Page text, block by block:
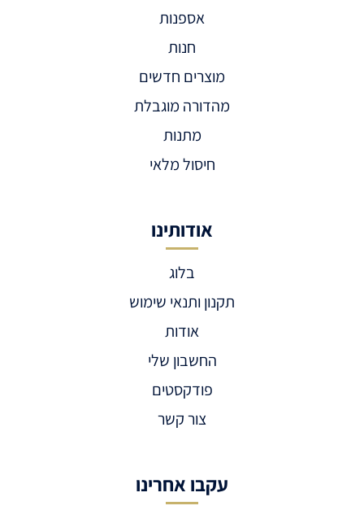
אספנות
חנות
מוצרים חדשים
מהדורה מוגבלת
מתנות
חיסול מלאי
אודותינו
בלוג
תקנון ותנאי שימוש
אודות
החשבון שלי
פודקסטים
צור קשר
עקבו אחרינו